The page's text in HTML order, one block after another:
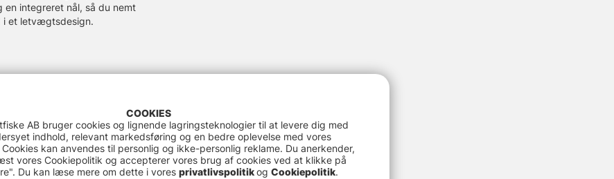
integreret nål, så du nemt
i et letvægtsdesign.
COOKIES
AB bruger cookies og lignende lagringsteknologier til at levere dig med
indhold, relevant markedsføring og en bedre oplevelse med vores
Cookies kan anvendes til personlig og ikke-personlig reklame. Du anerkender,
vores Cookiepolitik og accepterer vores brug af cookies ved at klikke på
Du kan læse mere om dette i vores privatlivspolitikog Cookiepolitik.